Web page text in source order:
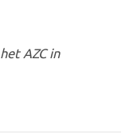
AZC in